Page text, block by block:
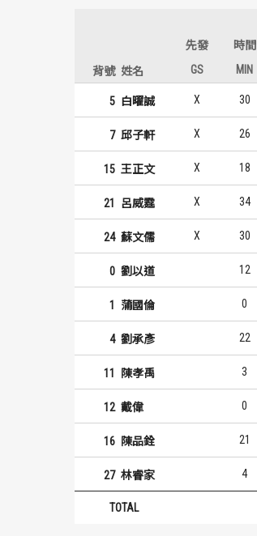
先發
時間
背號 姓名 GS MIN
5 白曜誠 X 30
7 邱子軒 X 26
15 王正文 X 18
21 呂威霆 X 34
24 蘇文儒 X 30
0 劉以道 12
1 蒲國倫 0
4 劉承彥 22
11 陳孝禹 3
12 戴偉 0
16 陳品銓 21
27 林睿家 4
TOTAL